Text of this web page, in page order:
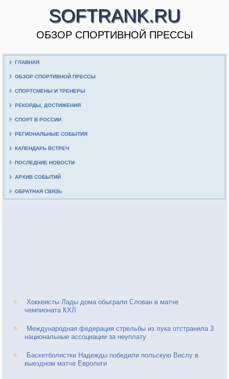
SOFTRANK.RU
ОБЗОР СПОРТИВНОЙ ПРЕССЫ
ГЛАВНАЯ
ОБЗОР СПОРТИВНОЙ ПРЕССЫ
СПОРТСМЕНЫ И ТРЕНЕРЫ
РЕКОРДЫ, ДОСТИЖЕНИЯ
СПОРТ В РОССИИ
РЕГИОНАЛЬНЫЕ СОБЫТИЯ
КАЛЕНДАРЬ ВСТРЕЧ
ПОСЛЕДНИЕ НОВОСТИ
АРХИВ СОБЫТИЙ
ОБРАТНАЯ СВЯЗЬ
Хоккеисты Лады дома обыграли Слован в матче
чемпионата КХЛ
Международная федерация стрельбы из лука отстранила 3
национальные ассоциации за неуплату
Баскетболистки Надежды победили польскую Вислу в
выездном матче Евролиги